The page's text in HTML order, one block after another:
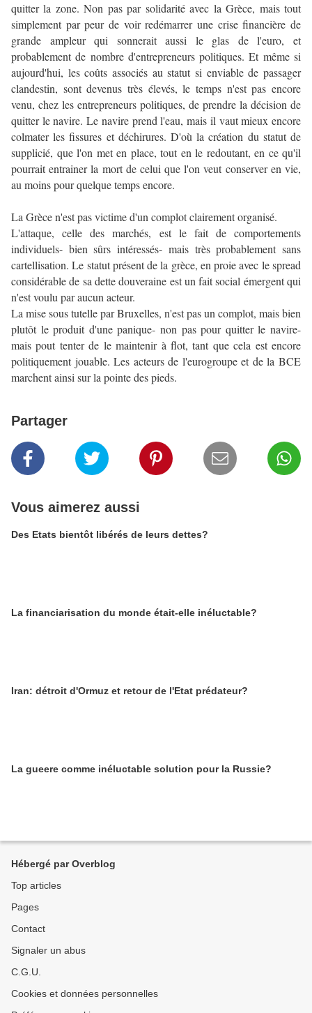
quitter la zone. Non pas par solidarité avec la Grèce, mais tout
simplement par peur de voir redémarrer une crise financière de
grande ampleur qui sonnerait aussi le glas de l'euro, et
probablement de nombre d'entrepreneurs politiques. Et même si
aujourd'hui, les coûts associés au statut si enviable de passager
clandestin, sont devenus très élevés, le temps n'est pas encore
venu, chez les entrepreneurs politiques, de prendre la décision de
quitter le navire. Le navire prend l'eau, mais il vaut mieux encore
colmater les fissures et déchirures. D'où la création du statut de
supplicié, que l'on met en place, tout en le redoutant, en ce qu'il
pourrait entrainer la mort de celui que l'on veut conserver en vie,
au moins pour quelque temps encore.
La Grèce n'est pas victime d'un complot clairement organisé.
L'attaque, celle des marchés, est le fait de comportements
individuels- bien sûrs intéressés- mais très probablement sans
cartellisation. Le statut présent de la grèce, en proie avec le spread
considérable de sa dette douveraine est un fait social émergent qui
n'est voulu par aucun acteur.
La mise sous tutelle par Bruxelles, n'est pas un complot, mais bien
plutôt le produit d'une panique- non pas pour quitter le navire-
mais pout tenter de le maintenir à flot, tant que cela est encore
politiquement jouable. Les acteurs de l'eurogroupe et de la BCE
marchent ainsi sur la pointe des pieds.
Partager
Vous aimerez aussi
Des Etats bientôt libérés de leurs dettes?
La financiarisation du monde était-elle inéluctable?
Iran: détroit d'Ormuz et retour de l'Etat prédateur?
La gueere comme inéluctable solution pour la Russie?
Hébergé par Overblog
Top articles
Pages
Contact
Signaler un abus
C.G.U.
Cookies et données personnelles